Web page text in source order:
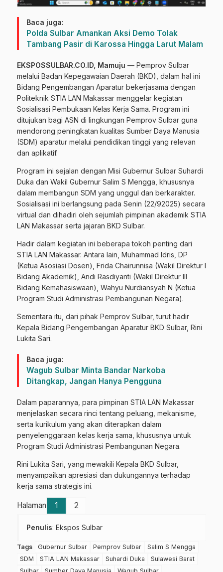
Baca juga:
Polda Sulbar Amankan Aksi Demo Tolak
Tambang Pasir di Karossa Hingga Larut Malam
EKSPOSSULBAR.CO.ID, Mamuju — Pemprov Sulbar
melalui Badan Kepegawaian Daerah (BKD), dalam hal ini
Bidang Pengembangan Aparatur bekerjasama dengan
Politeknik STIA LAN Makassar menggelar kegiatan
Sosialisasi Pembukaan Kelas Kerja Sama. Program ini
ditujukan bagi ASN di lingkungan Pemprov Sulbar guna
mendorong peningkatan kualitas Sumber Daya Manusia
(SDM) aparatur melalui pendidikan tinggi yang relevan
dan aplikatif.
Program ini sejalan dengan Misi Gubernur Sulbar Suhardi
Duka dan Wakil Gubernur Salim S Mengga, khususnya
dalam membangun SDM yang unggul dan berkarakter.
Sosialisasi ini berlangsung pada Senin (22/92025) secara
virtual dan dihadiri oleh sejumlah pimpinan akademik STIA
LAN Makassar serta jajaran BKD Sulbar.
Hadir dalam kegiatan ini beberapa tokoh penting dari
STIA LAN Makassar. Antara lain, Muhammad Idris, DP
(Ketua Asosiasi Dosen), Frida Chairunnisa (Wakil Direktur I
Bidang Akademik), Andi Rasdiyanti (Wakil Direktur III
Bidang Kemahasiswaan), Wahyu Nurdiansyah N (Ketua
Program Studi Administrasi Pembangunan Negara).
Sementara itu, dari pihak Pemprov Sulbar, turut hadir
Kepala Bidang Pengembangan Aparatur BKD Sulbar, Rini
Lukita Sari.
Baca juga:
Wagub Sulbar Minta Bandar Narkoba
Ditangkap, Jangan Hanya Pengguna
Dalam paparannya, para pimpinan STIA LAN Makassar
menjelaskan secara rinci tentang peluang, mekanisme,
serta kurikulum yang akan diterapkan dalam
penyelenggaraan kelas kerja sama, khususnya untuk
Program Studi Administrasi Pembangunan Negara.
Rini Lukita Sari, yang mewakili Kepala BKD Sulbar,
menyampaikan apresiasi dan dukungannya terhadap
kerja sama strategis ini.
Halaman 1 2
Penulis: Ekspos Sulbar
Tags Gubernur Sulbar Pemprov Sulbar
Salim S Mengga
SDM
STIA LAN Makassar Suhardi Duka
Sulawesi Barat